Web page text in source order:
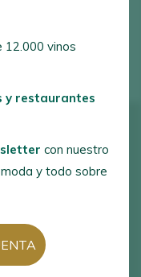
12.000 vinos
y restaurantes
con nuestro
y todo sobre